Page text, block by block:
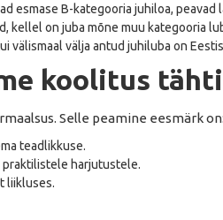
esmase B-kategooria juhiloa,
kellel on juba mõne muu kategooria
välismaal välja antud juhiluba on
koolitus
Selle peamine eesmärk on:
teadlikkuse.
harjutustele.
liikluses.